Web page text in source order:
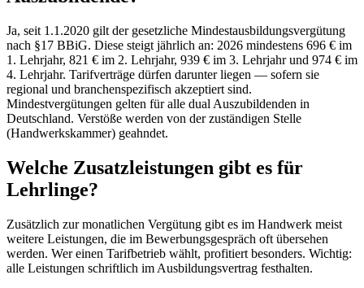
Ja, seit 1.1.2020 gilt der gesetzliche Mindestausbildungsvergütung
nach §17 BBiG. Diese steigt jährlich an: 2026 mindestens 696 € im
1. Lehrjahr, 821 € im 2. Lehrjahr, 939 € im 3. Lehrjahr und 974 € im
4. Lehrjahr. Tarifverträge dürfen darunter liegen — sofern sie
regional und branchenspezifisch akzeptiert sind.
Mindestvergütungen gelten für alle dual Auszubildenden in
Deutschland. Verstöße werden von der zuständigen Stelle
(Handwerkskammer) geahndet.
Welche Zusatzleistungen gibt es für
Lehrlinge?
Zusätzlich zur monatlichen Vergütung gibt es im Handwerk meist
weitere Leistungen, die im Bewerbungsgespräch oft übersehen
werden. Wer einen Tarifbetrieb wählt, profitiert besonders. Wichtig:
alle Leistungen schriftlich im Ausbildungsvertrag festhalten.